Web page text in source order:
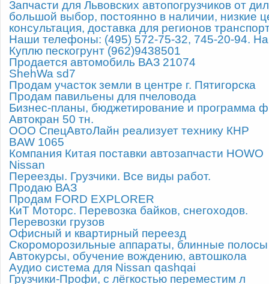
Запчасти для Львовских автопогрузчиков от
большой выбор, постоянно в наличии, низкие
консультация, доставка для регионов
Наши телефоны: (495) 572-75-32, 745-20-94.
Куплю пескогрунт (962)9438501
Продается автомобиль ВАЗ 21074
ShehWa sd7
Продам участок земли в центре г. Пятигорска
Продам павильены для пчеловода
Бизнес-планы, бюджетирование и программа
Автокран 50 тн.
ООО СпецАвтоЛайн реализует технику КНР
BAW 1065
Компания Китая поставки автозапчасти HOWO
Nissan
Переезды. Грузчики. Все виды работ.
Продаю ВАЗ
Продам FORD EXPLORER
КиТ Моторс. Перевозка байков, снегоходов.
Перевозки грузов
Офисный и квартирный переезд
Скороморозильные аппараты, блинные полосы
Автокурсы, обучение вождению, автошкола
Аудио система для Nissan qashqai
Грузчики-Профи, с лёгкостью переместим л